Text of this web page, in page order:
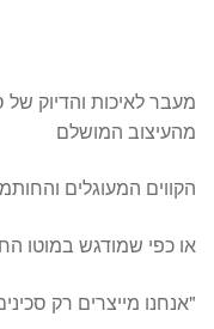
מהעיצוב המושלם
הקווים המעוגלים
או כפי שמודגש במוטו
"אנחנו מייצרים רק